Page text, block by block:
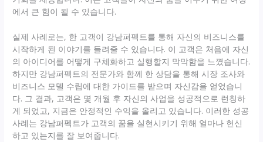
에서 큰 힘이 될 수 있습니다.
실제 사례로는, 한 고객이 강남퍼펙트를 통해 자신의 비즈니스를
시작하게 된 이야기를 들려줄 수 있습니다. 이 고객은 처음에 자신
의 아이디어를 어떻게 구체화하고 실행할지 막막함을 느꼈습니다.
하지만 강남퍼펙트의 전문가와 함께 한 상담을 통해 시장 조사와
비즈니스 모델 수립에 대한 가이드를 받으며 자신감을 얻었습니
다. 그 결과, 고객은 몇 개월 후 자신의 사업을 성공적으로 런칭하
게 되었고, 지금은 안정적인 수익을 올리고 있습니다. 이러한 성공
사례는 강남퍼펙트가 고객의 꿈을 실현시키기 위해 얼마나 헌신
하고 있는지를 잘 보여줍니다.